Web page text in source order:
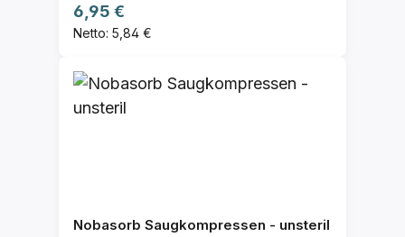
Regulärer Preis:
6,95 €
Netto: 5,84 €
Nobasorb Saugkompressen - unsteril